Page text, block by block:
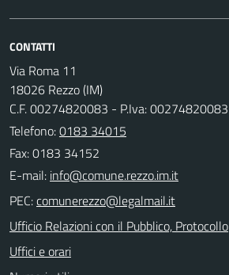
CONTATTI
Via Roma 11
18026 Rezzo (IM)
C.F. 00274820083 - P.Iva: 00274820083
Telefono:0183 34015
Fax: 0183 34152
E-mail:
PEC:
Ufficio Relazioni con il Pubblico, Protocollo
Uffici e orari